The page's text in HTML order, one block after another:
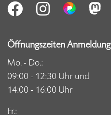
Öffnungszeiten Anmeldung
Mo. - Do.:
09:00 - 12:30 Uhr und
14:00 - 16:00 Uhr
Fr.: